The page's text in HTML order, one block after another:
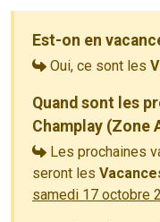
Est-on en
Oui, ce sont les
Quand sont les
Champlay (Zone
Les prochaines
seront les
samedi 17 octobre